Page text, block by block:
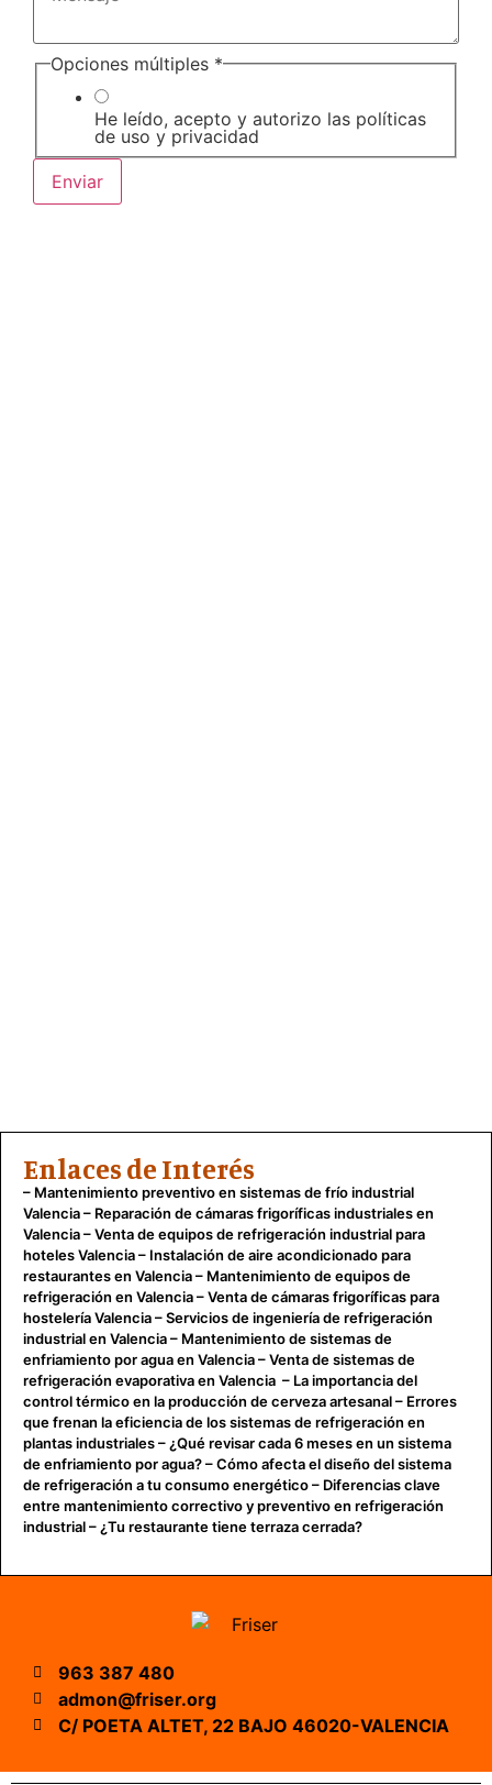
Opciones múltiples *
He leído, acepto y autorizo las políticas
de uso y privacidad
Enviar
Enlaces de Interés
– Mantenimiento preventivo en sistemas de frío industrial
Valencia– Reparación de cámaras frigoríficas industriales en
Valencia–Venta de equipos de refrigeración industrial para
hoteles Valencia– Instalación de aire acondicionado para
restaurantes en Valencia– Mantenimiento de equipos de
refrigeración en Valencia–Venta de cámaras frigoríficas para
hostelería Valencia–Servicios de ingeniería de refrigeración
industrial en Valencia– Mantenimiento de sistemas de
enfriamiento por agua en Valencia–Venta de sistemas de
refrigeración evaporativa en Valencia – La importancia del
control térmico en la producción de cerveza artesanal– Errores
que frenan la eficiencia de los sistemas de refrigeración en
plantas industriales– ¿Qué revisar cada 6 meses en un sistema
de enfriamiento por agua?–Cómo afecta el diseño del sistema
de refrigeración a tu consumo energético– Diferencias clave
entre mantenimiento correctivo y preventivo en refrigeración
industrial– ¿Tu restaurante tiene terraza cerrada?
963 387 480
admon@friser.org
C/ POETA ALTET, 22 BAJO 46020-VALENCIA